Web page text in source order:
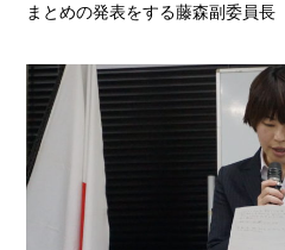
まとめの発表をする藤森副委員長